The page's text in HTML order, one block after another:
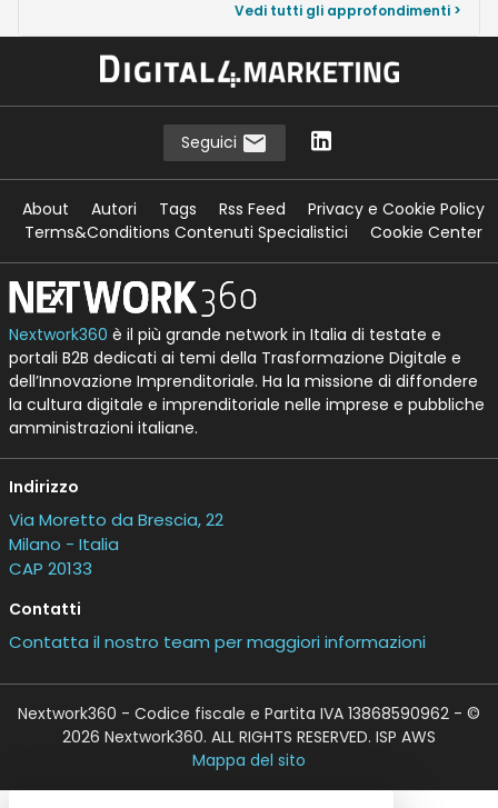
Vedi tutti gli approfondimenti >
Seguici
About Autori Tags Rss Feed
Privacy e Cookie Policy
Terms&Conditions Contenuti Specialistici
Cookie Center
Nextwork360 è il più grande network in Italia di testate e
portali B2B dedicati ai temi della Trasformazione Digitale e
dell’Innovazione Imprenditoriale. Ha la missione di diffondere
la cultura digitale e imprenditoriale nelle imprese e pubbliche
amministrazioni italiane.
Indirizzo
Via Moretto da Brescia, 22
Milano - Italia
CAP 20133
Contatti
Contatta il nostro team per maggiori informazioni
Nextwork360 - Codice fiscale e Partita IVA 13868590962 - ©
2026 Nextwork360. ALL RIGHTS RESERVED. ISP AWS
Mappa del sito